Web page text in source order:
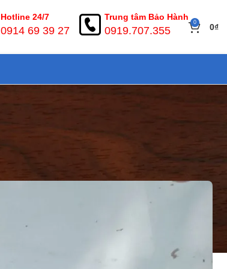
Hotline 24/7
0914 69 39 27
Trung tâm Bảo Hành
0919.707.355
0 0₫